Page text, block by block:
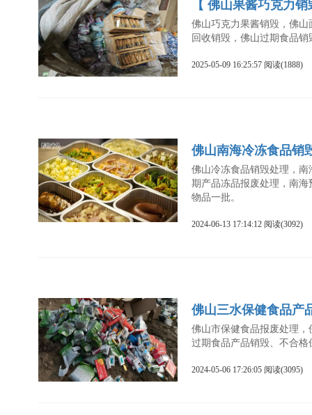
【 佛山果酱巧克力
佛山巧克力果酱销毁，佛
回收销毁，佛山过期食品
2025-05-09 16:25:57 阅读(1888)
佛山南海冷冻食品销
佛山冷冻食品销毁处理，
期产品冻品报废处理，南海
物品一批。
2024-06-13 17:14:12 阅读(3092)
佛山三水保健食品产
佛山市保健食品报废处理
过期食品产品销毁、不合
2024-05-06 17:26:05 阅读(3095)